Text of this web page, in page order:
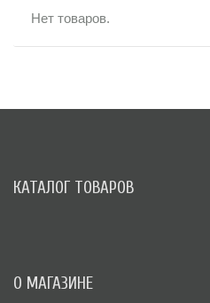
Нет товаров.
КАТАЛОГ ТОВАРОВ
О МАГАЗИНЕ